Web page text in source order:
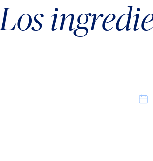
Los